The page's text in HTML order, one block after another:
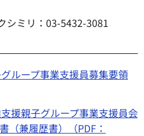
シミリ：03-5432-3081
ループ事業支援員募集要領
援親子グループ事業支援員会
（兼履歴書）（PDF：